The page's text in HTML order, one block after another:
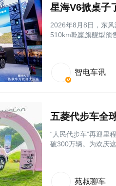
星海V6掀桌子
2026年8月8日，东
510km乾崑旗舰型预
智电车讯
五菱代步车全
“人民代步车”再迎里
破300万辆。为欢庆
苑叔聊车